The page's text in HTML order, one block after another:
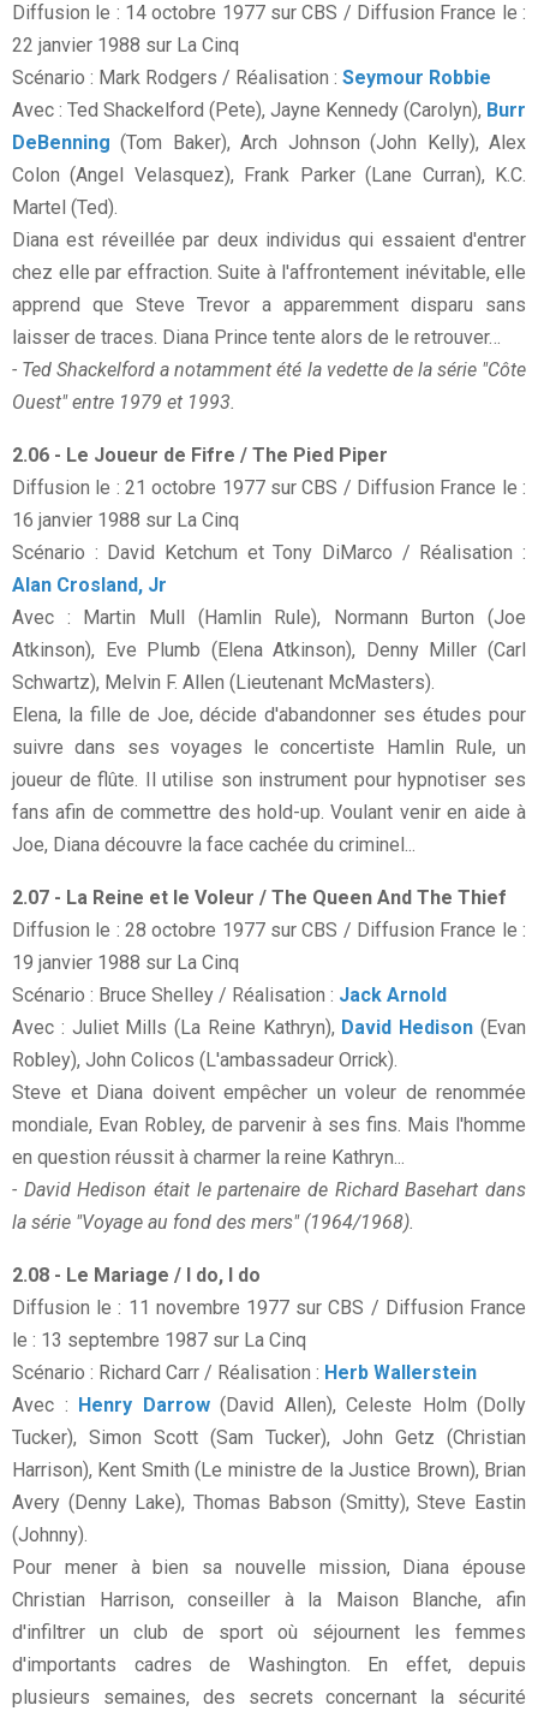
Diffusion le : 14 octobre 1977 sur CBS / Diffusion France le :
22 janvier 1988 sur La Cinq
Scénario : Mark Rodgers / Réalisation : Seymour Robbie
Avec : Ted Shackelford (Pete), Jayne Kennedy (Carolyn), Burr
DeBenning (Tom Baker), Arch Johnson (John Kelly), Alex
Colon (Angel Velasquez), Frank Parker (Lane Curran), K.C.
Martel (Ted).
Diana est réveillée par deux individus qui essaient d'entrer
chez elle par effraction. Suite à l'affrontement inévitable, elle
apprend que Steve Trevor a apparemment disparu sans
laisser de traces. Diana Prince tente alors de le retrouver…
- Ted Shackelford a notamment été la vedette de la série "Côte
Ouest" entre 1979 et 1993.
2.06 - Le Joueur de Fifre / The Pied Piper
Diffusion le : 21 octobre 1977 sur CBS / Diffusion France le :
16 janvier 1988 sur La Cinq
Scénario : David Ketchum et Tony DiMarco / Réalisation :
Alan Crosland, Jr
Avec : Martin Mull (Hamlin Rule), Normann Burton (Joe
Atkinson), Eve Plumb (Elena Atkinson), Denny Miller (Carl
Schwartz), Melvin F. Allen (Lieutenant McMasters).
Elena, la fille de Joe, décide d'abandonner ses études pour
suivre dans ses voyages le concertiste Hamlin Rule, un
joueur de flûte. Il utilise son instrument pour hypnotiser ses
fans afin de commettre des hold-up. Voulant venir en aide à
Joe, Diana découvre la face cachée du criminel...
2.07 - La Reine et le Voleur / The Queen And The Thief
Diffusion le : 28 octobre 1977 sur CBS / Diffusion France le :
19 janvier 1988 sur La Cinq
Scénario : Bruce Shelley / Réalisation : Jack Arnold
Avec : Juliet Mills (La Reine Kathryn), David Hedison (Evan
Robley), John Colicos (L'ambassadeur Orrick).
Steve et Diana doivent empêcher un voleur de renommée
mondiale, Evan Robley, de parvenir à ses fins. Mais l'homme
en question réussit à charmer la reine Kathryn...
- David Hedison était le partenaire de Richard Basehart dans
la série "Voyage au fond des mers" (1964/1968).
2.08 - Le Mariage / I do, I do
Diffusion le : 11 novembre 1977 sur CBS / Diffusion France
le : 13 septembre 1987 sur La Cinq
Scénario : Richard Carr / Réalisation : Herb Wallerstein
Avec :
Henry Darrow(David Allen), Celeste Holm (Dolly
Tucker), Simon Scott (Sam Tucker), John Getz (Christian
Harrison), Kent Smith (Le ministre de la Justice Brown), Brian
Avery (Denny Lake), Thomas Babson (Smitty), Steve Eastin
(Johnny).
Pour mener à bien sa nouvelle mission, Diana épouse
Christian Harrison, conseiller à la Maison Blanche, afin
d'infiltrer un club de sport où séjournent les femmes
d'importants cadres de Washington. En effet, depuis
plusieurs semaines, des secrets concernant la sécurité